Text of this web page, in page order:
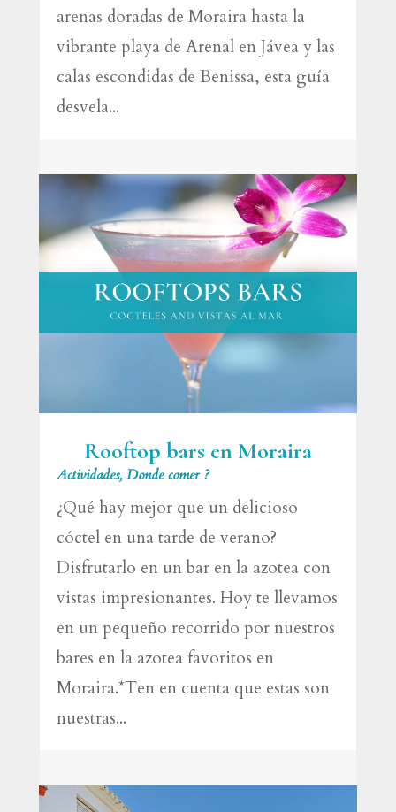
arenas doradas de Moraira hasta la
vibrante playa de Arenal en Jávea y las
calas escondidas de Benissa, esta guía
desvela...
Rooftop bars en Moraira
Actividades,Donde comer ?
¿Qué hay mejor que un delicioso
cóctel en una tarde de verano?
Disfrutarlo en un bar en la azotea con
vistas impresionantes. Hoy te llevamos
en un pequeño recorrido por nuestros
bares en la azotea favoritos en
Moraira.*Ten en cuenta que estas son
nuestras...